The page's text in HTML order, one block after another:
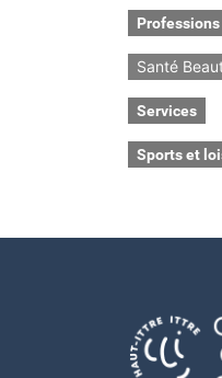
Santé
Services
Sports et